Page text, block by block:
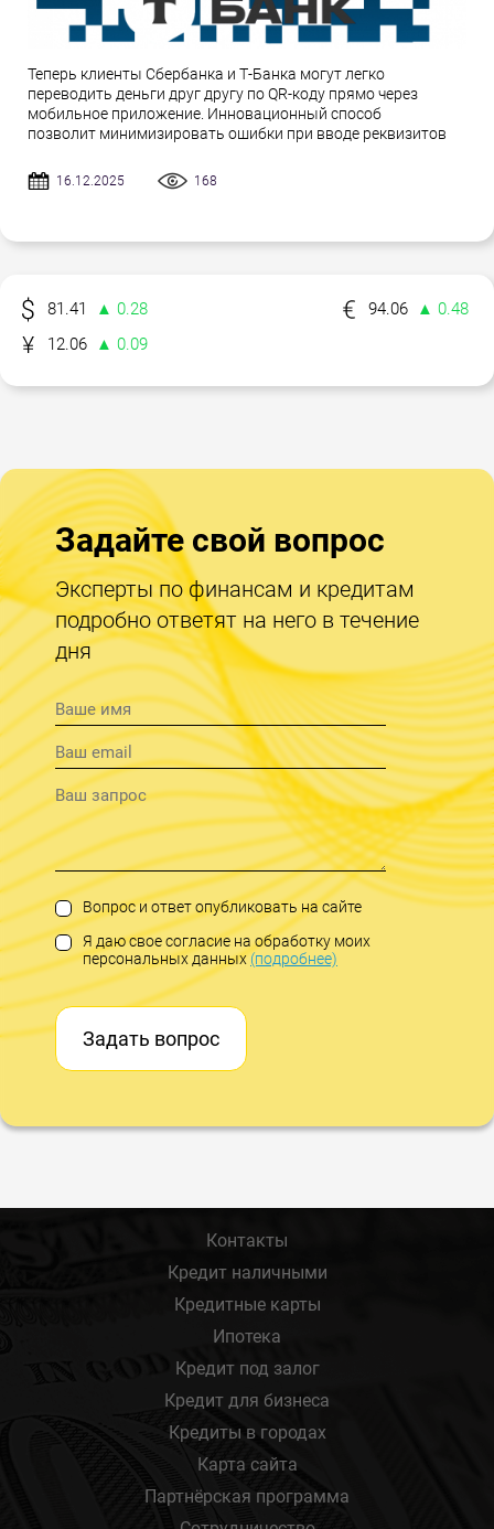
Теперь клиенты Сбербанка и Т-Банка могут легко
переводить деньги друг другу по QR-коду прямо через
мобильное приложение. Инновационный способ
позволит минимизировать ошибки при вводе реквизитов
16.12.2025 168
81.41 ▲ 0.28 94.06
▲ 0.48
12.06
▲ 0.09
Задайте свой вопрос
Эксперты по финансам и кредитам
подробно ответят на него в течение
дня
Вопрос и ответ опубликовать на сайте
Я даю свое согласие на обработку моих
персональных данных(подробнее)
Задать вопрос
Контакты
Кредит наличными
Кредитные карты
Ипотека
Кредит под залог
Кредит для бизнеса
Кредиты в городах
Карта сайта
Партнёрская программа